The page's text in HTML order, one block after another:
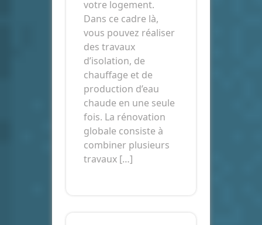
votre logement.
Dans ce cadre là,
vous pouvez réaliser
des travaux
d’isolation, de
chauffage et de
production d’eau
chaude en une seule
fois. La rénovation
globale consiste à
combiner plusieurs
travaux […]